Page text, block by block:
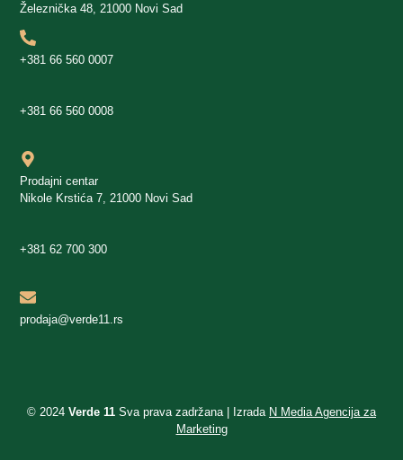
Železnička 48, 21000 Novi Sad
+381 66 560 0007
+381 66 560 0008
Prodajni centar
Nikole Krstića 7, 21000 Novi Sad
+381 62 700 300
prodaja@verde11.rs
© 2024 Verde 11 Sva prava zadržana | Izrada N Media Agencija za
Marketing